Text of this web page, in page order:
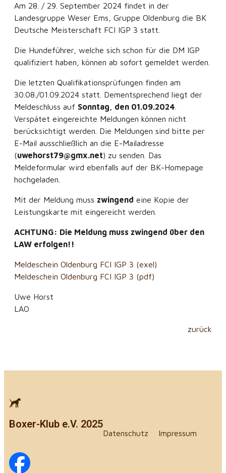
zurück
Am 28. / 29. September 2024 findet in der
Landesgruppe Weser Ems, Gruppe Oldenburg die BK
Deutsche Meisterschaft FCI IGP 3 statt.
Die Hundeführer, welche sich schon für die DM IGP
qualifiziert haben, können ab sofort gemeldet werden.
Die letzten Qualifikationsprüfungen finden am
30.08./01.09.2024 statt. Dementsprechend liegt der
Meldeschluss auf Sonntag, den 01.09.2024
Verspätet eingereichte Meldungen können nicht
berücksichtigt werden. Die Meldungen sind bitte per
E-Mail ausschließlich an die E-Mailadresse
(uwehorst79@gmx.net) zu senden. Das
Meldeformular wird ebenfalls auf der BK-Homepage
hochgeladen.
Mit der Meldung muss zwingend eine Kopie der
Leistungskarte mit eingereicht werden.
ACHTUNG: Die Meldung muss zwingend über den
LAW erfolgen!!
Meldeschein Oldenburg FCI IGP 3 (exel)
Meldeschein Oldenburg FCI IGP 3 (pdf)
Uwe Horst
LAO
Boxer-Klub e.V. 2025
Datenschutz Impressum